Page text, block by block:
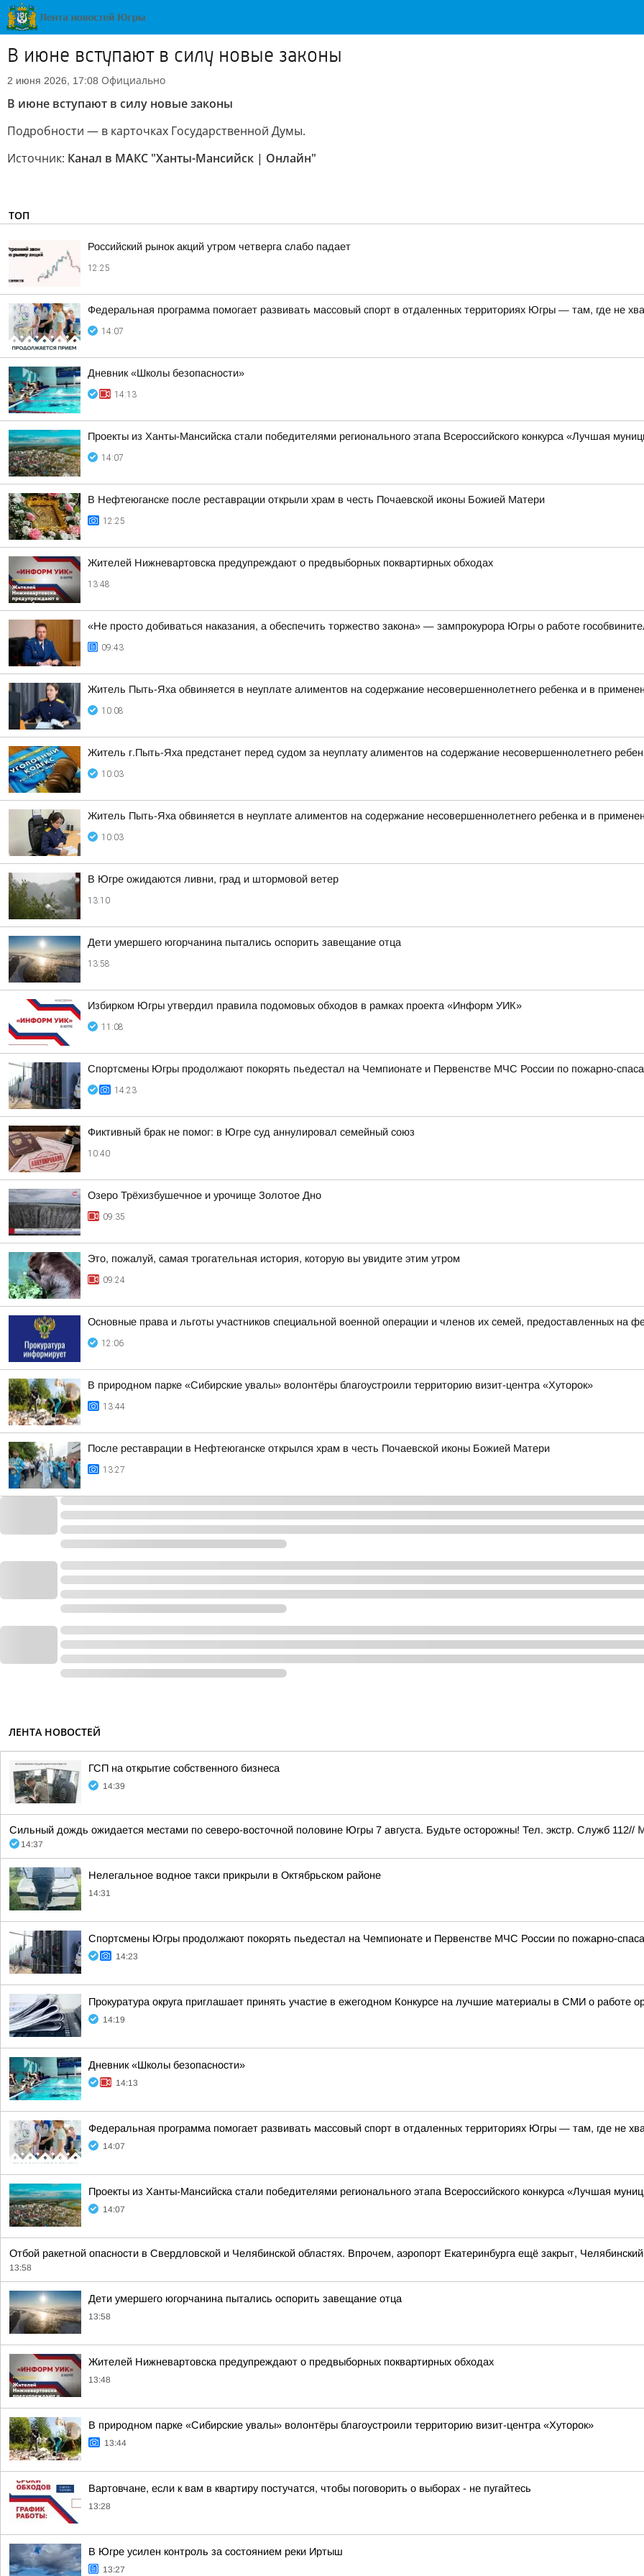
В июне вступают в силу новые законы
2 июня 2026, 17:08 Официально
В июне вступают в силу новые законы
Подробности — в карточках Государственной Думы.
Источник: Канал в МАКС "Ханты-Мансийск | Онлайн"
ТОП
Российский рынок акций утром четверга слабо падает
12:25
Федеральная программа помогает развивать массовый спорт в отдаленных территориях Югры — там, где не
14:07
Дневник «Школы безопасности»
14:13
Проекты из Ханты-Мансийска стали победителями регионального этапа Всероссийского конкурса «Лучшая
14:07
В Нефтеюганске после реставрации открыли храм в честь Почаевской иконы Божией Матери
12:25
Жителей Нижневартовска предупреждают о предвыборных поквартирных обходах
13:48
«Не просто добиваться наказания, а обеспечить торжество закона» — зампрокурора Югры о работе
09:43
Житель Пыть-Яха обвиняется в неуплате алиментов на содержание несовершеннолетнего ребенка и в
10:08
Житель г.Пыть-Яха предстанет перед судом за неуплату алиментов на содержание несовершеннолетнего
10:03
Житель Пыть-Яха обвиняется в неуплате алиментов на содержание несовершеннолетнего ребенка и в
10:03
В Югре ожидаются ливни, град и штормовой ветер
13:10
Дети умершего югорчанина пытались оспорить завещание отца
13:58
Избирком Югры утвердил правила подомовых обходов в рамках проекта «Информ УИК»
11:08
Спортсмены Югры продолжают покорять пьедестал на Чемпионате и Первенстве МЧС России по пожарно-
14:23
Фиктивный брак не помог: в Югре суд аннулировал семейный союз
10:40
Озеро Трёхизбушечное и урочище Золотое Дно
09:35
Это, пожалуй, самая трогательная история, которую вы увидите этим утром
09:24
Основные права и льготы участников специальной военной операции и членов их семей, предоставленных на
12:06
В природном парке «Сибирские увалы» волонтёры благоустроили территорию визит-центра «Хуторок»
13:44
После реставрации в Нефтеюганске открылся храм в честь Почаевской иконы Божией Матери
13:27
ЛЕНТА НОВОСТЕЙ
ГСП на открытие собственного бизнеса
14:39
Сильный дождь ожидается местами по северо-восточной половине Югры 7 августа. Будьте осторожны! Тел. экстр. Служб 112//
14:37
Нелегальное водное такси прикрыли в Октябрьском районе
14:31
Спортсмены Югры продолжают покорять пьедестал на Чемпионате и Первенстве МЧС России по пожарно-
14:23
Прокуратура округа приглашает принять участие в ежегодном Конкурсе на лучшие материалы в СМИ о работе
14:19
Дневник «Школы безопасности»
14:13
Федеральная программа помогает развивать массовый спорт в отдаленных территориях Югры — там, где не
14:07
Проекты из Ханты-Мансийска стали победителями регионального этапа Всероссийского конкурса «Лучшая
14:07
Отбой ракетной опасности в Свердловской и Челябинской областях. Впрочем, аэропорт Екатеринбурга ещё закрыт,
13:58
Дети умершего югорчанина пытались оспорить завещание отца
13:58
Жителей Нижневартовска предупреждают о предвыборных поквартирных обходах
13:48
В природном парке «Сибирские увалы» волонтёры благоустроили территорию визит-центра «Хуторок»
13:44
Вартовчане, если к вам в квартиру постучатся, чтобы поговорить о выборах - не пугайтесь
13:28
В Югре усилен контроль за состоянием реки Иртыш
13:27